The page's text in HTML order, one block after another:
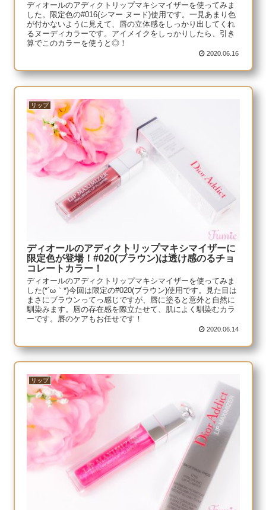
ディオールのアディクトリップマキシマイザーを使ってみま
した。限定色の#016(シマー ヌード)使用です。一見あまり色
が付かないように見えて、唇の立体感をしっかり出してくれ
るヌーディカラーです。アイメイクをしっかりしたら、引き
算でこのカラーを使うと◎！
2020.06.16
リップ
ディオールのアディクトリップマキシマイザーに
限定色が登場！#020(ブラウン)は透け感のるチョ
コレートカラー！
ディオールのアディクトリップマキシマイザーを使ってみま
した(*´ω｀*)今回は限定の#020(ブラウン)使用です。見た目は
まさにブラウンってっ感じですが、唇に塗ると意外と自然に
馴染みます。唇の存在感を際立たせて、肌によく馴染むカラ
ーです。唇のケアもお任せです！
2020.06.14
リップ